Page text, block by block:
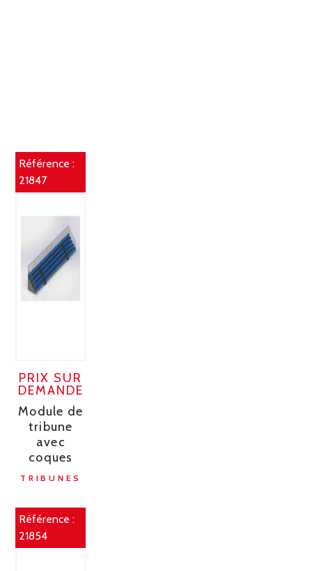
Référence :
21847
PRIX SUR
DEMANDE
Module de
tribune
avec
coques
TRIBUNES
Référence :
21854